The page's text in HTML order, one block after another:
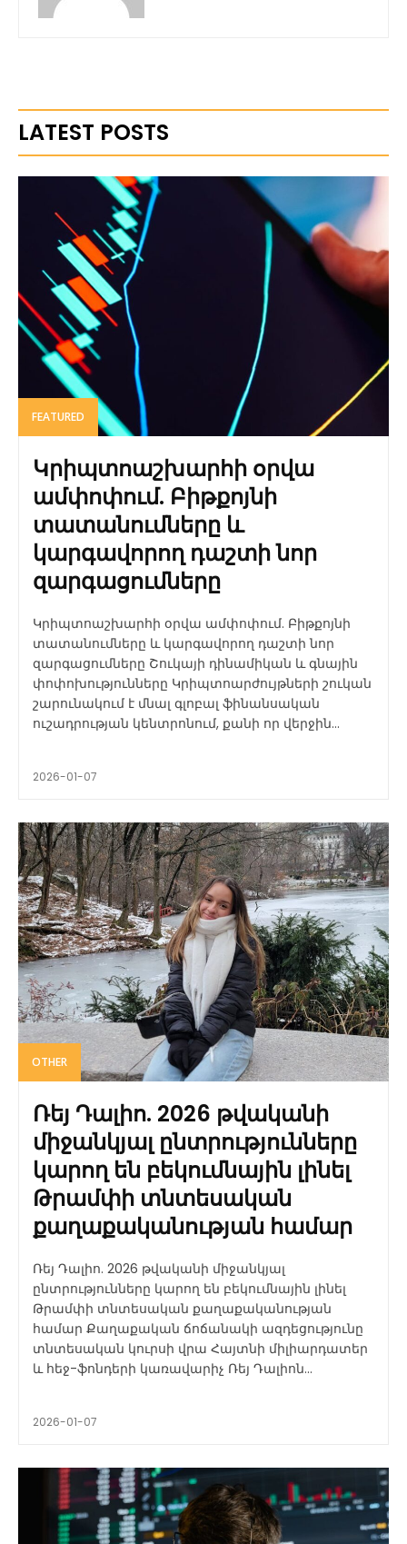
LATEST POSTS
FEATURED
Կրիպտոաշխարհի օրվա
ամփոփում. Բիթքոյնի
տատանումները և
կարգավորող դաշտի նոր
զարգացումները
Կրիպտոաշխարհի օրվա ամփոփում. Բիթքոյնի
տատանումները և կարգավորող դաշտի նոր
զարգացումները Շուկայի դինամիկան և գնային
փոփոխությունները Կրիպտոարժույթների շուկան
շարունակում է մնալ գլոբալ ֆինանսական
ուշադրության կենտրոնում, քանի որ վերջին...
2026-01-07
OTHER
Ռեյ Դալիո. 2026 թվականի
միջանկյալ ընտրությունները
կարող են բեկումնային լինել
Թրամփի տնտեսական
քաղաքականության համար
Ռեյ Դալիո. 2026 թվականի միջանկյալ
ընտրությունները կարող են բեկումնային լինել
Թրամփի տնտեսական քաղաքականության
համար Քաղաքական ճոճանակի ազդեցությունը
տնտեսական կուրսի վրա Հայտնի միլիարդատեր
և հեջ-ֆոնդերի կառավարիչ Ռեյ Դալիոն...
2026-01-07